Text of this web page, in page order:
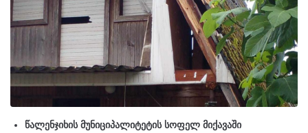
წალენჯიხის მუნიციპალიტეტის სოფელ მიქავაში